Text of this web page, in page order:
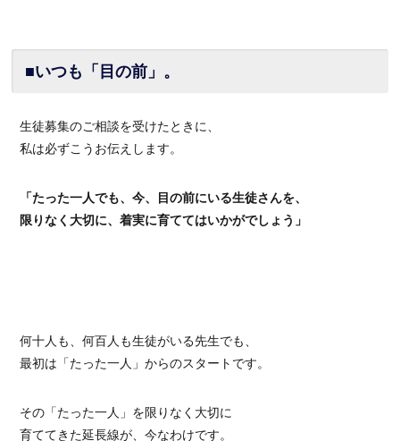
■いつも「目の前」。
生徒募集のご相談を受けたときに、
私は必ずこうお伝えします。
「たった一人でも、今、目の前にいる生徒さんを、
限りなく大切に、着実に育ててはいかがでしょう」
何十人も、何百人も生徒がいる先生でも、
最初は「たった一人」からのスタートです。
その「たった一人」を限りなく大切に
育ててきた延長線が、今なわけです。